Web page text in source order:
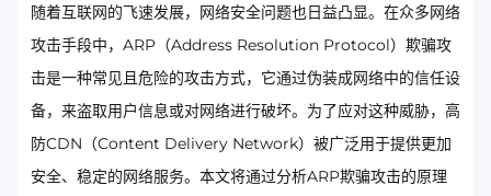
随着互联网的飞速发展，网络安全问题也日益凸显。在众多网络
攻击手段中，ARP（Address Resolution Protocol）欺骗攻
击是一种常见且危险的攻击方式，它通过伪装成网络中的信任设
备，来盗取用户信息或对网络进行破坏。为了应对这种威胁，高
防CDN（Content Delivery Network）被广泛用于提供更加
安全、稳定的网络服务。本文将通过分析ARP欺骗攻击的原理